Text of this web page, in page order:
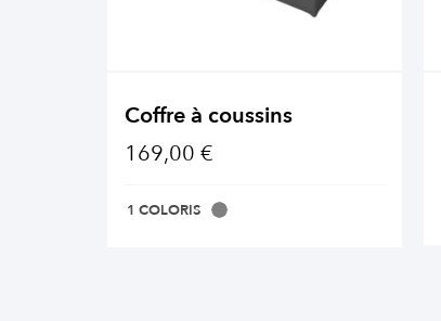
Coffre à coussins
169,00 €
1 COLORIS